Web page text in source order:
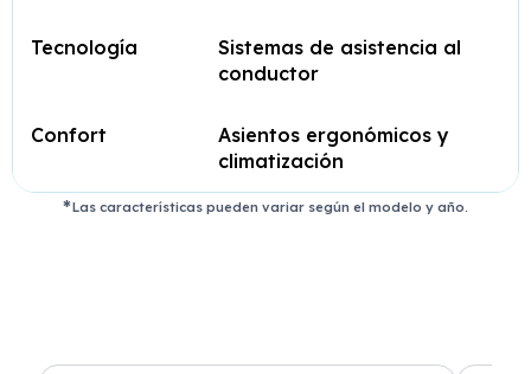
Tecnología
Sistemas de asistencia al
conductor
Confort
Asientos ergonómicos y
climatización
Las características pueden variar según el modelo y año.